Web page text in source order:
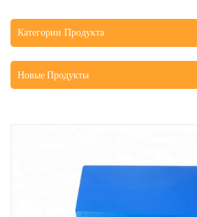
Категории Продукта
Новые Продукты